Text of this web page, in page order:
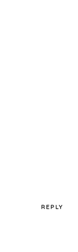
REPLY